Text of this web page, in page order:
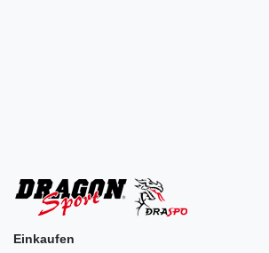
Einkaufen